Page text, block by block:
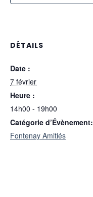
DÉTAILS
Date :
7 février
Heure :
14h00 - 19h00
Catégorie d’Évènement:
Fontenay Amitiés